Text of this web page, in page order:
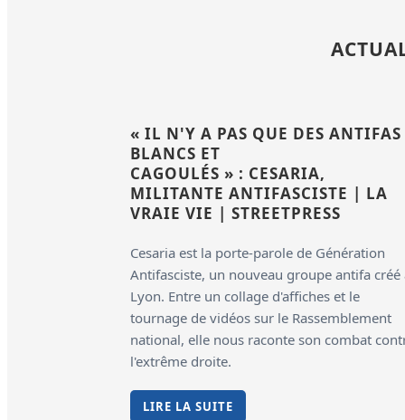
« IL N'Y A PAS QUE DES ANTIFAS
BLANCS ET
CAGOULÉS » : CESARIA,
MILITANTE ANTIFASCISTE | LA
VRAIE VIE | STREETPRESS
Cesaria est la porte-parole de Génération
Antifasciste, un nouveau groupe antifa créé
Lyon. Entre un collage d'affiches et le
tournage de vidéos sur le Rassemblement
national, elle nous raconte son combat
l'extrême droite.
LIRE LA SUITE